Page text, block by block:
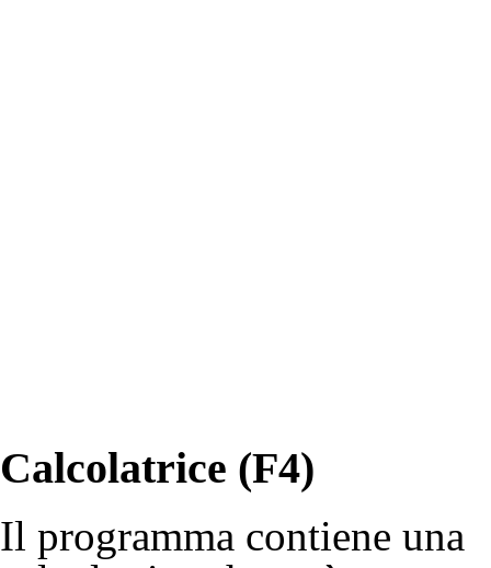
Calcolatrice (F4)
Il programma contiene una